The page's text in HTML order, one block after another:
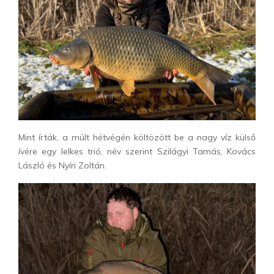
Mint írták, a múlt hétvégén költözött be a nagy víz külső
ívére egy lelkes trió, név szerint Szilágyi Tamás, Kovács
László és Nyíri Zoltán.